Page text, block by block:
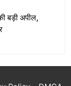
बड़ी अपील,